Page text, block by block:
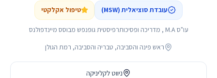
עובדת סוציאלית (MSW) טיפול אקלקטי
עו"ס M.A , מדריכה ופסיכותרפיסטית גופנפש מבוסס מיינדפולנס
ראש פינה והסביבה, טבריה והסביבה, רמת הגולן
ניווט לקליניקה